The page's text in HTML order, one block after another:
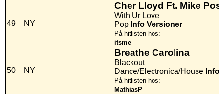
49 NY
Cher Lloyd Ft. Mike
With Ur Love
Pop Info Versioner
På hitlisten hos:
itsme
50 NY
Breathe Carolina
Blackout
Dance/Electronica/House Info
På hitlisten hos:
MathiasP